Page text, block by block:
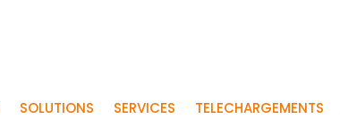
SOLUTIONS SERVICES TELECHARGEMENTS